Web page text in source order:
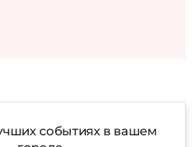
событиях в вашем